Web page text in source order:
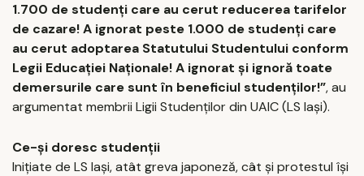
1.700 de studenţi care au cerut reducerea tarifelor
de cazare! A ignorat peste 1.000 de studenţi care
au cerut adoptarea Statutului Studentului conform
Legii Educaţiei Naţionale! A ignorat şi ignoră toate
demersurile care sunt în beneficiul studenţilor!”, au
argumentat membrii Ligii Studenţilor din UAIC (LS Iaşi).
Ce-şi doresc studenţii
Iniţiate de LS Iaşi, atât greva japoneză, cât şi protestul îşi